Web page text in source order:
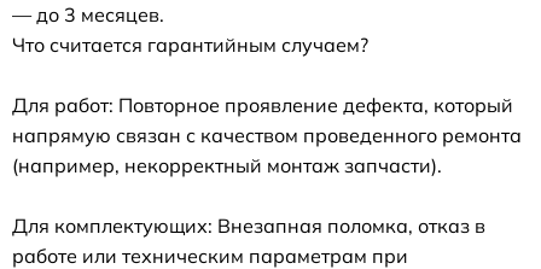
— до 3 месяцев.
Что считается гарантийным случаем?
Для работ: Повторное проявление дефекта, который
напрямую связан с качеством проведенного ремонта
(например, некорректный монтаж запчасти).
Для комплектующих: Внезапная поломка, отказ в
работе или техническим параметрам при